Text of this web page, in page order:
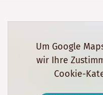
Um Google
wir Ihre
Cookie-